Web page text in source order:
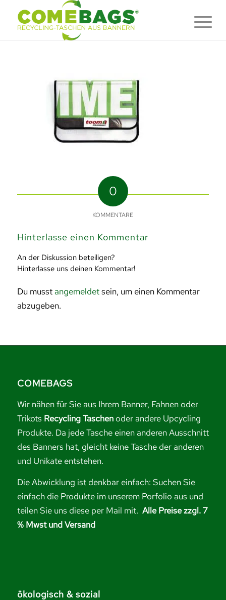
0
KOMMENTARE
Hinterlasse einen Kommentar
An der Diskussion beteiligen?
Hinterlasse uns deinen Kommentar!
Du musstangemeldetsein, um einen Kommentar
abzugeben.
COMEBAGS
Wir nähen für Sie aus Ihrem Banner, Fahnen oder
Trikots Recycling Taschenoder andere Upcycling
Produkte. Da jede Tasche einen anderen Ausschnitt
des Banners hat, gleicht keine Tasche der anderen
und Unikate entstehen.
Die Abwicklung ist denkbar einfach: Suchen Sie
einfach die Produkte im unserem Porfolio aus und
teilen Sie uns diese per Mail mit. Alle Preise zzgl. 7
% Mwst und Versand
ökologisch & sozial